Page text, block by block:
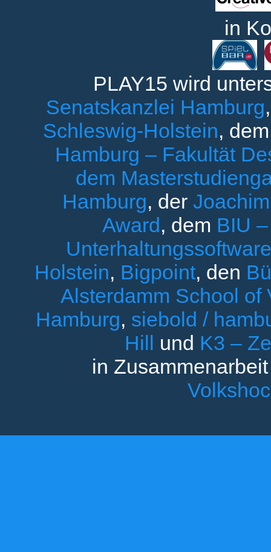
in
PLAY15 wird
Senatskanzlei Hamburg
Schleswig-Holstein,
Hamburg – Fakultät
dem
Hamburg, der
Award , dem BIU
Holstein, Bigpoint, den
Alsterdamm School of
Hamburg, siebold /
Hill
und K3 –
in